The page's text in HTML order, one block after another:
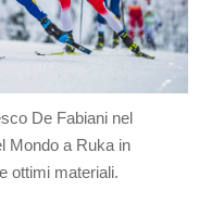
De Fabiani nel
Mondo a Ruka in
ottimi materiali.